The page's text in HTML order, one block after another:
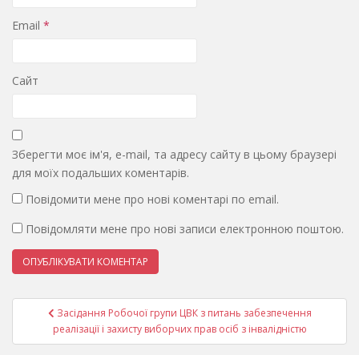
Email *
Сайт
Зберегти моє ім'я, e-mail, та адресу сайту в цьому браузері
для моїх подальших коментарів.
Повідомити мене про нові коментарі по email.
Повідомляти мене про нові записи електронною поштою.
Навігація
записів
Засідання Робочої групи ЦВК з питань забезпечення
реалізації і захисту виборчих прав осіб з інвалідністю